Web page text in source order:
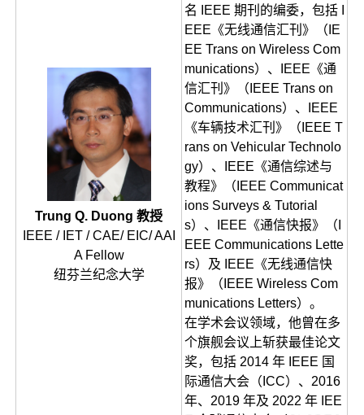
Trung Q. Duong 教授
IEEE / IET / CAE/ EIC/ AAI
A Fellow
纽芬兰纪念大学
名 IEEE 期刊的编委，包括 I
EEE《无线通信汇刊》（IE
EE Trans on Wireless Com
munications）、IEEE《通
信汇刊》（IEEE Trans on
Communications）、IEEE
《车辆技术汇刊》（IEEE T
rans on Vehicular Technolo
gy）、IEEE《通信综述与
教程》（IEEE Communicat
ions Surveys & Tutorial
s）、IEEE《通信快报》（I
EEE Communications Lette
rs）及 IEEE《无线通信快
报》（IEEE Wireless Com
munications Letters）。
在学术会议领域，他曾在多
个旗舰会议上斩获最佳论文
奖，包括 2014 年 IEEE 国
际通信大会（ICC）、2016
年、2019 年及 2022 年 IEE